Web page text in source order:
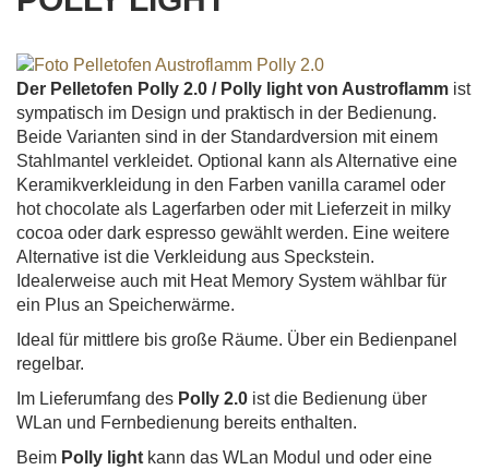
Der Pelletofen Polly 2.0 / Polly light von Austroflamm ist
sympatisch im Design und praktisch in der Bedienung.
Beide Varianten sind in der Standardversion mit einem
Stahlmantel verkleidet. Optional kann als Alternative eine
Keramikverkleidung in den Farben vanilla caramel oder
hot chocolate als Lagerfarben oder mit Lieferzeit in milky
cocoa oder dark espresso gewählt werden. Eine weitere
Alternative ist die Verkleidung aus Speckstein.
Idealerweise auch mit Heat Memory System wählbar für
ein Plus an Speicherwärme.
Ideal für mittlere bis große Räume. Über ein Bedienpanel
regelbar.
Im Lieferumfang des Polly 2.0 ist die Bedienung über
WLan und Fernbedienung bereits enthalten.
Beim Polly light kann das WLan Modul und oder eine